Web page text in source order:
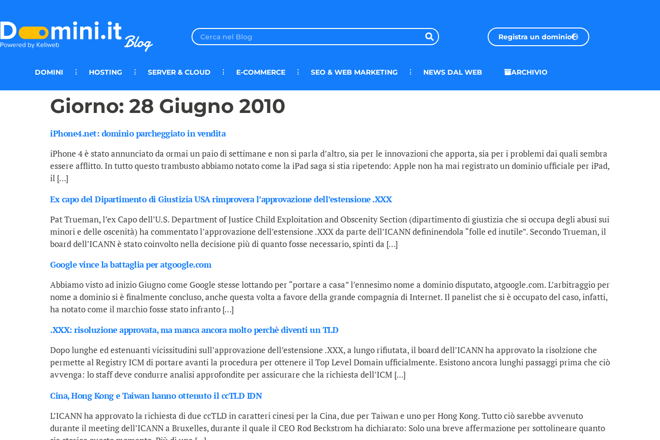
Registra un dominio
DOMINI HOSTING SERVER & CLOUD E-COMMERCE SEO & WEB MARKETING NEWS DAL WEB ARCHIVIO
Giorno: 28 Giugno 2010
iPhone4.net: dominio parcheggiato in vendita
iPhone 4 è stato annunciato da ormai un paio di settimane e non si parla d’altro, sia per le innovazioni che apporta, sia per i problemi dai quali sembra
essere afflitto. In tutto questo trambusto abbiamo notato come la iPad saga si stia ripetendo: Apple non ha mai registrato un dominio ufficiale per iPad,
il […]
Ex capo del Dipartimento di Giustizia USA rimprovera l’approvazione dell’estensione .XXX
Pat Trueman, l’ex Capo dell’U.S. Department of Justice Child Exploitation and Obscenity Section (dipartimento di giustizia che si occupa degli abusi sui
minori e delle oscenità) ha commentato l’approvazione dell’estensione .XXX da parte dell’ICANN defininendola “folle ed inutile”. Secondo Trueman, il
board dell’ICANN è stato coinvolto nella decisione più di quanto fosse necessario, spinti da […]
Google vince la battaglia per atgoogle.com
Abbiamo visto ad inizio Giugno come Google stesse lottando per “portare a casa” l’ennesimo nome a dominio disputato, atgoogle.com. L’arbitraggio per
nome a dominio si è finalmente concluso, anche questa volta a favore della grande compagnia di Internet. Il panelist che si è occupato del caso, infatti,
ha notato come il marchio fosse stato infranto […]
.XXX: risoluzione approvata, ma manca ancora molto perchè diventi un TLD
Dopo lunghe ed estenuanti vicissitudini sull’approvazione dell’estensione .XXX, a lungo rifiutata, il board dell’ICANN ha approvato la risolzione che
permette al Registry ICM di portare avanti la procedura per ottenere il Top Level Domain ufficialmente. Esistono ancora lunghi passaggi prima che ciò
avvenga: lo staff deve condurre analisi approfondite per assicurare che la richiesta dell’ICM […]
Cina, Hong Kong e Taiwan hanno ottenuto il ccTLD IDN
L’ICANN ha approvato la richiesta di due ccTLD in caratteri cinesi per la Cina, due per Taiwan e uno per Hong Kong. Tutto ciò sarebbe avvenuto
durante il meeting dell’ICANN a Bruxelles, durante il quale il CEO Rod Beckstrom ha dichiarato: Solo una breve affermazione per sottolineare quanto